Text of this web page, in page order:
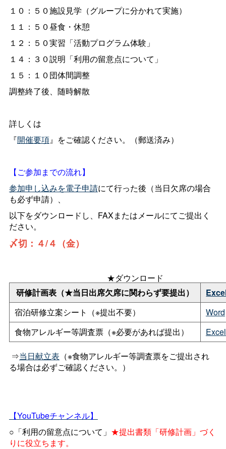
１０：５０施設見学（グループに分かれて実施）
１１：５０昼食・休憩
１２：５０実習「活動プログラム体験」
１４：３０説明「利用の留意点について」
１５：１０団体間調整
調整終了後、随時解散
詳しくは
『開催要項』をご確認ください。（郵送済み）
【ご参加までの流れ】
参加申し込みを電子申請にて行った後（当日欠席の場合
も必ず申請）、
以下をダウンロードし、FAXまたはメールにてご提出く
ださい。
〆切：４/４（金）
★ダウンロード
研修計画表（★当日出席欠席に関わらず要提出）
宿泊研修立案シート（※提出不要）
Word
食物アレルギー等調査票（※必要があれば提出）
Excel
⇒当日献立表 （※食物アレルギー等調査票をご提出され
る場合は必ずご確認ください。）
【YouTubeチャンネル】
○「利用の留意点について」 ★提出書類「研修計画」づく
りに役立ちます。